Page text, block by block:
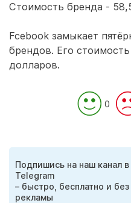
Стоимость бренда -
Fcebook замыкает
брендов. Его
долларов.
0
Подпишись на наш канал в
Telegram
– быстро, бесплатно и без
рекламы